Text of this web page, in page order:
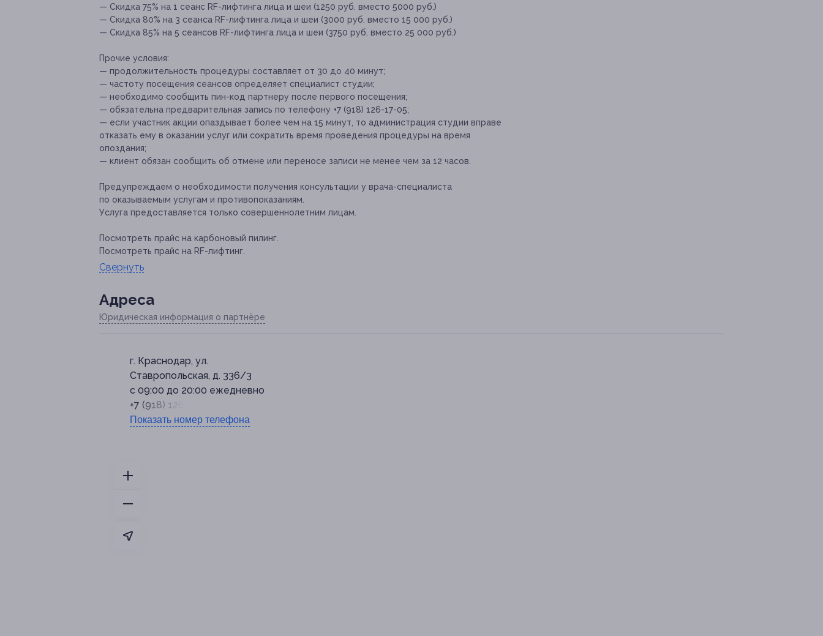
— Скидка 75% на 1 сеанс RF-лифтинга лица и шеи (1250 руб. вместо 5000 руб.)
— Скидка 80% на 3 сеанса RF-лифтинга лица и шеи (3000 руб. вместо 15 000 руб.)
— Скидка 85% на 5 сеансов RF-лифтинга лица и шеи (3750 руб. вместо 25 000 руб.)
Прочие условия:
— продолжительность процедуры составляет от 30 до 40 минут;
— частоту посещения сеансов определяет специалист студии;
— необходимо сообщить пин-код партнеру после первого посещения;
— обязательна предварительная запись по телефону +7 (918) 126-17-05;
— если участник акции опаздывает более чем на 15 минут, то администрация студии вправе
отказать ему в оказании услуг или сократить время проведения процедуры на время
опоздания;
— клиент обязан сообщить об отмене или переносе записи не менее чем за 12 часов.
Предупреждаем о необходимости получения консультации у врача-специалиста
по оказываемым услугам и противопоказаниям.
Услуга предоставляется только совершеннолетним лицам.
Посмотреть прайс на карбоновый пилинг.
Посмотреть прайс на RF-лифтинг.
Свернуть
Адресa
Юридическая информация о партнёре
г. Краснодар, ул.
Ставропольская, д. 336/3
с 09:00 до 20:00 ежедневно
+7 (918) 126-17-05
Показать номер телефона